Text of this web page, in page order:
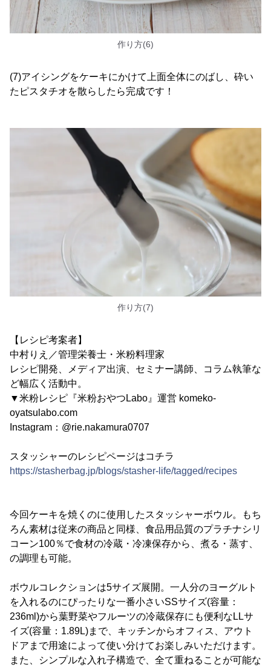
作り方(6)
(7)アイシングをケーキにかけて上面全体にのばし、砕い
たピスタチオを散らしたら完成です！
作り方(7)
【レシピ考案者】
中村りえ／管理栄養士・米粉料理家
レシピ開発、メディア出演、セミナー講師、コラム執筆な
ど幅広く活動中。
▼米粉レシピ『米粉おやつLabo』運営 komeko-
oyatsulabo.com
Instagram：@rie.nakamura0707
スタッシャーのレシピページはコチラ
https://stasherbag.jp/blogs/stasher-life/tagged/recipes
今回ケーキを焼くのに使用したスタッシャーボウル。もち
ろん素材は従来の商品と同様、食品用品質のプラチナシリ
コーン100％で食材の冷蔵・冷凍保存から、煮る・蒸す、
の調理も可能。
ボウルコレクションは5サイズ展開。一人分のヨーグルト
を入れるのにぴったりな一番小さいSSサイズ(容量：
236ml)から葉野菜やフルーツの冷蔵保存にも便利なLLサ
イズ(容量：1.89L)まで、キッチンからオフィス、アウト
ドアまで用途によって使い分けてお楽しみいただけます。
また、シンプルな入れ子構造で、全て重ねることが可能な